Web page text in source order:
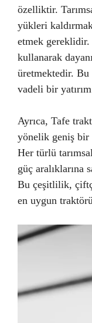
özelliktir.
yükleri
etmek
kullanarak
üretmektedir.
vadeli bir
Ayrıca, Tafe
yönelik geniş bir
Her türlü
güç aralıklarına
Bu çeşitlilik,
en uygun